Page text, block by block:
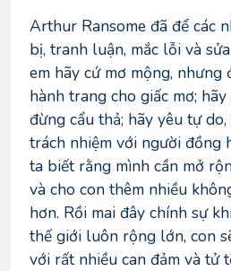
Arthur Ransome đã để các
bị, tranh luận, mắc lỗi và
em hãy cứ mơ mộng,
hành trang cho giấc mơ;
đừng cẩu thả; hãy yêu tự
trách nhiệm với người đồng
ta biết rằng mình cần mở
và cho con thêm nhiều
hơn. Rồi mai đây chính sự
thế giới luôn rộng lớn, con
với rất nhiều can đảm và tử